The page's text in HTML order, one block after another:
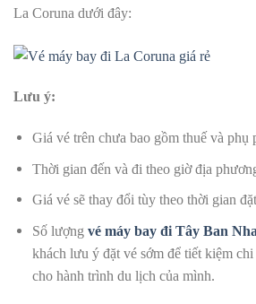
La Coruna dưới đây:
Lưu ý:
Giá vé trên chưa bao gồm thuế và phụ
Thời gian đến và đi theo giờ địa
Giá vé sẽ thay đổi tùy theo thời gian
Số lượng vé máy bay đi Tây Ban
khách lưu ý đặt vé sớm để tiết kiệm
cho hành trình du lịch của mình.